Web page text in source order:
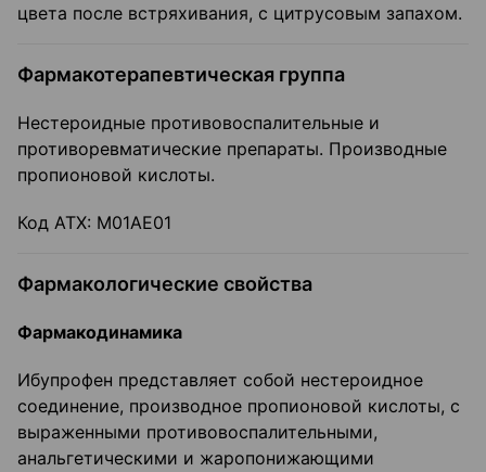
цвета после встряхивания, с цитрусовым запахом.
Фармакотерапевтическая группа
Нестероидные противовоспалительные и
противоревматические препараты. Производные
пропионовой кислоты.
Код АТХ: М01АЕ01
Фармакологические свойства
Фармакодинамика
Ибупрофен представляет собой нестероидное
соединение, производное пропионовой кислоты, с
выраженными противовоспалительными,
анальгетическими и жаропонижающими